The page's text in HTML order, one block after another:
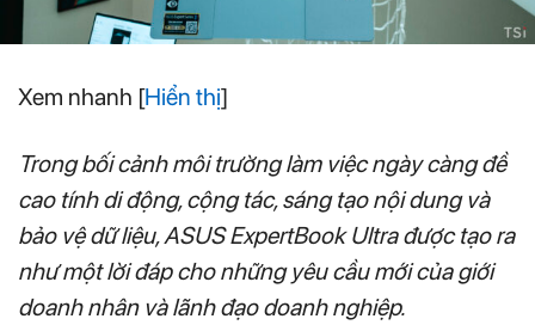
Xem nhanh [Hiển thị]
Trong bối cảnh môi trường làm việc ngày càng đề
cao tính di động, cộng tác, sáng tạo nội dung và
bảo vệ dữ liệu, ASUS ExpertBook Ultra được tạo ra
như một lời đáp cho những yêu cầu mới của giới
doanh nhân và lãnh đạo doanh nghiệp.